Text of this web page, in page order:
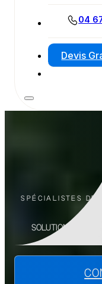
04
Devis
SPÉCIALISTES
SOLUTIONS DE